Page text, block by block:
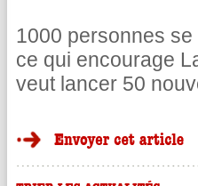
1000 personnes
ce qui encourage
veut lancer 50